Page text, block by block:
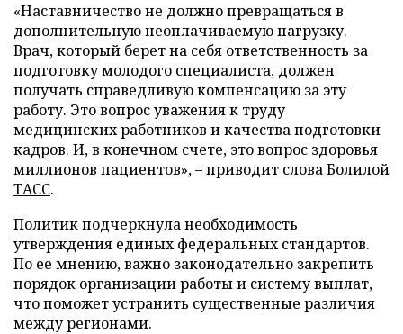
«Наставничество не должно превращаться в
дополнительную неоплачиваемую нагрузку.
Врач, который берет на себя ответственность за
подготовку молодого специалиста, должен
получать справедливую компенсацию за эту
работу. Это вопрос уважения к труду
медицинских работников и качества подготовки
кадров. И, в конечном счете, это вопрос здоровья
миллионов пациентов», – приводит слова Болилой
ТАСС.
Политик подчеркнула необходимость
утверждения единых федеральных стандартов.
По ее мнению, важно законодательно закрепить
порядок организации работы и систему выплат,
что поможет устранить существенные различия
между регионами.